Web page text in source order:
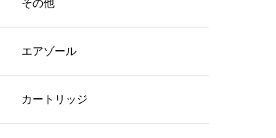
その他
エアゾール
カートリッジ